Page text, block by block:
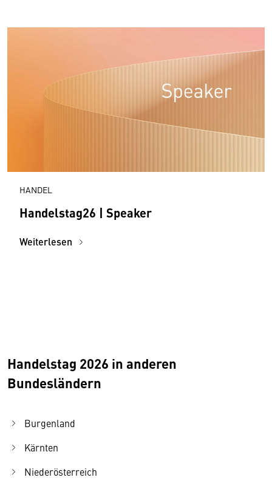
HANDEL
Handelstag26 | Speaker
Weiterlesen
Handelstag 2026 in anderen
Bundesländern
Burgenland
Kärnten
Niederösterreich